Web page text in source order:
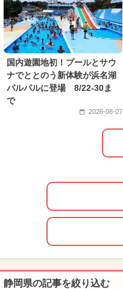
国内遊園地初！プールとサウ
ナでととのう新体験が浜名湖
パルパルに登場 8/22-30ま
で
2026-08-07
静岡県の記事を絞り込む